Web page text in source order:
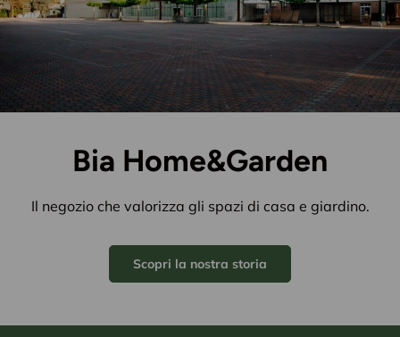
Bia Home&Garden
Il negozio che valorizza gli spazi di casa e giardino.
Scopri la nostra storia